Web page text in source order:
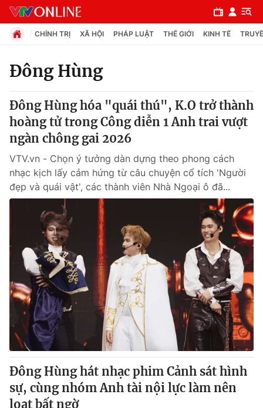
Chuyên mục
Chính trị
Pháp luật
Thế giới
Tin tức
Thế giới đó đây
Câu chuyện quốc tế
Kinh tế
Tài chính
Thị trường
Góc doanh nghiệp
Dữ liệu và đời sống
Truyền hình
Phim VTV
Hậu trường
Giải trí
CHÍNH TRỊ XÃ HỘI PHÁP LUẬT THẾ GIỚI KINH TẾ
Đông Hùng
Đông Hùng hóa "quái thú", K.O trở thành
hoàng tử trong Công diễn 1 Anh trai vượt
ngàn chông gai 2026
VTV.vn - Chọn ý tưởng dàn dựng theo phong cách
nhạc kịch lấy cảm hứng từ câu chuyện cổ tích 'Người
đẹp và quái vật', các thành viên Nhà Ngoại ô đã...
Đông Hùng hát nhạc phim Cảnh sát hình
sự, cùng nhóm Anh tài nội lực làm nên
loạt bất ngờ